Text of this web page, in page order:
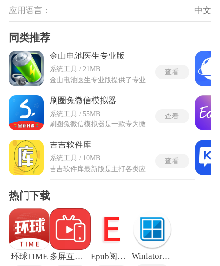
应用语言： 中文
同类推荐
金山电池医生专业版
系统工具 / 21MB
查看
刷圈兔微信模拟器
系统工具 / 55MB
查看
吉吉软件库
系统工具 / 10MB
查看
热门下载
环球TIME 多屏互动电视TV版 Epub阅读器 Winlator10.12